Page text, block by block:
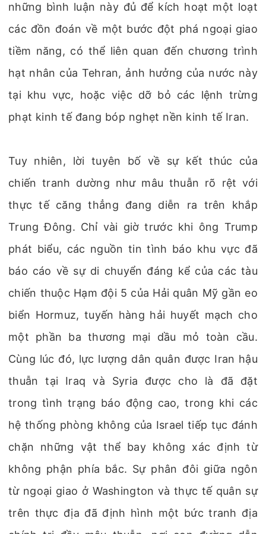
những bình luận này đủ để kích hoạt một loạt
các đồn đoán về một bước đột phá ngoại giao
tiềm năng, có thể liên quan đến chương trình
hạt nhân của Tehran, ảnh hưởng của nước này
tại khu vực, hoặc việc dỡ bỏ các lệnh trừng
phạt kinh tế đang bóp nghẹt nền kinh tế Iran.
Tuy nhiên, lời tuyên bố về sự kết thúc của
chiến tranh dường như mâu thuẫn rõ rệt với
thực tế căng thẳng đang diễn ra trên khắp
Trung Đông. Chỉ vài giờ trước khi ông Trump
phát biểu, các nguồn tin tình báo khu vực đã
báo cáo về sự di chuyển đáng kể của các tàu
chiến thuộc Hạm đội 5 của Hải quân Mỹ gần eo
biển Hormuz, tuyến hàng hải huyết mạch cho
một phần ba thương mại dầu mỏ toàn cầu.
Cùng lúc đó, lực lượng dân quân được Iran hậu
thuẫn tại Iraq và Syria được cho là đã đặt
trong tình trạng báo động cao, trong khi các
hệ thống phòng không của Israel tiếp tục đánh
chặn những vật thể bay không xác định từ
không phận phía bắc. Sự phân đôi giữa ngôn
từ ngoại giao ở Washington và thực tế quân sự
trên thực địa đã định hình một bức tranh địa